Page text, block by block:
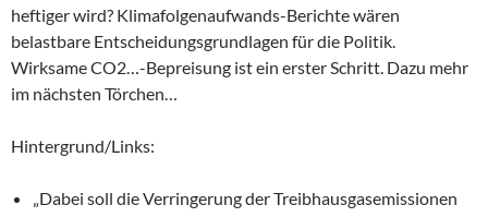
heftiger wird? Klimafolgenaufwands-Berichte wären
belastbare Entscheidungsgrundlagen für die Politik.
Wirksame CO2…-Bepreisung ist ein erster Schritt. Dazu mehr
im nächsten Törchen…
Hintergrund/Links:
„Dabei soll die Verringerung der Treibhausgasemissionen